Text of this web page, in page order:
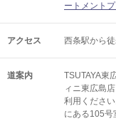
ートメント
アクセス 西条駅から
道案内
TSUTAYA東
ィニ東広島
利用くださ
にある105号